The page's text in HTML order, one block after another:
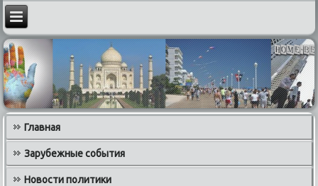
Главная
Зарубежные события
Новости политики